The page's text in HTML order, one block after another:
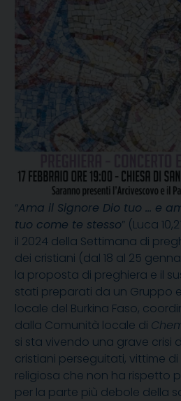
“Ama il Signore Dio tuo … e
tuo come te stesso” (Luca
il 2024 della Settimana di
dei cristiani (dal 18 al 25
la proposta di preghiera e il
stati preparati da un Gruppo
locale del Burkina Faso,
dalla Comunità locale di
si sta vivendo una grave crisi
cristiani perseguitati, vittime
religiosa che non ha rispetto
per la parte più debole della